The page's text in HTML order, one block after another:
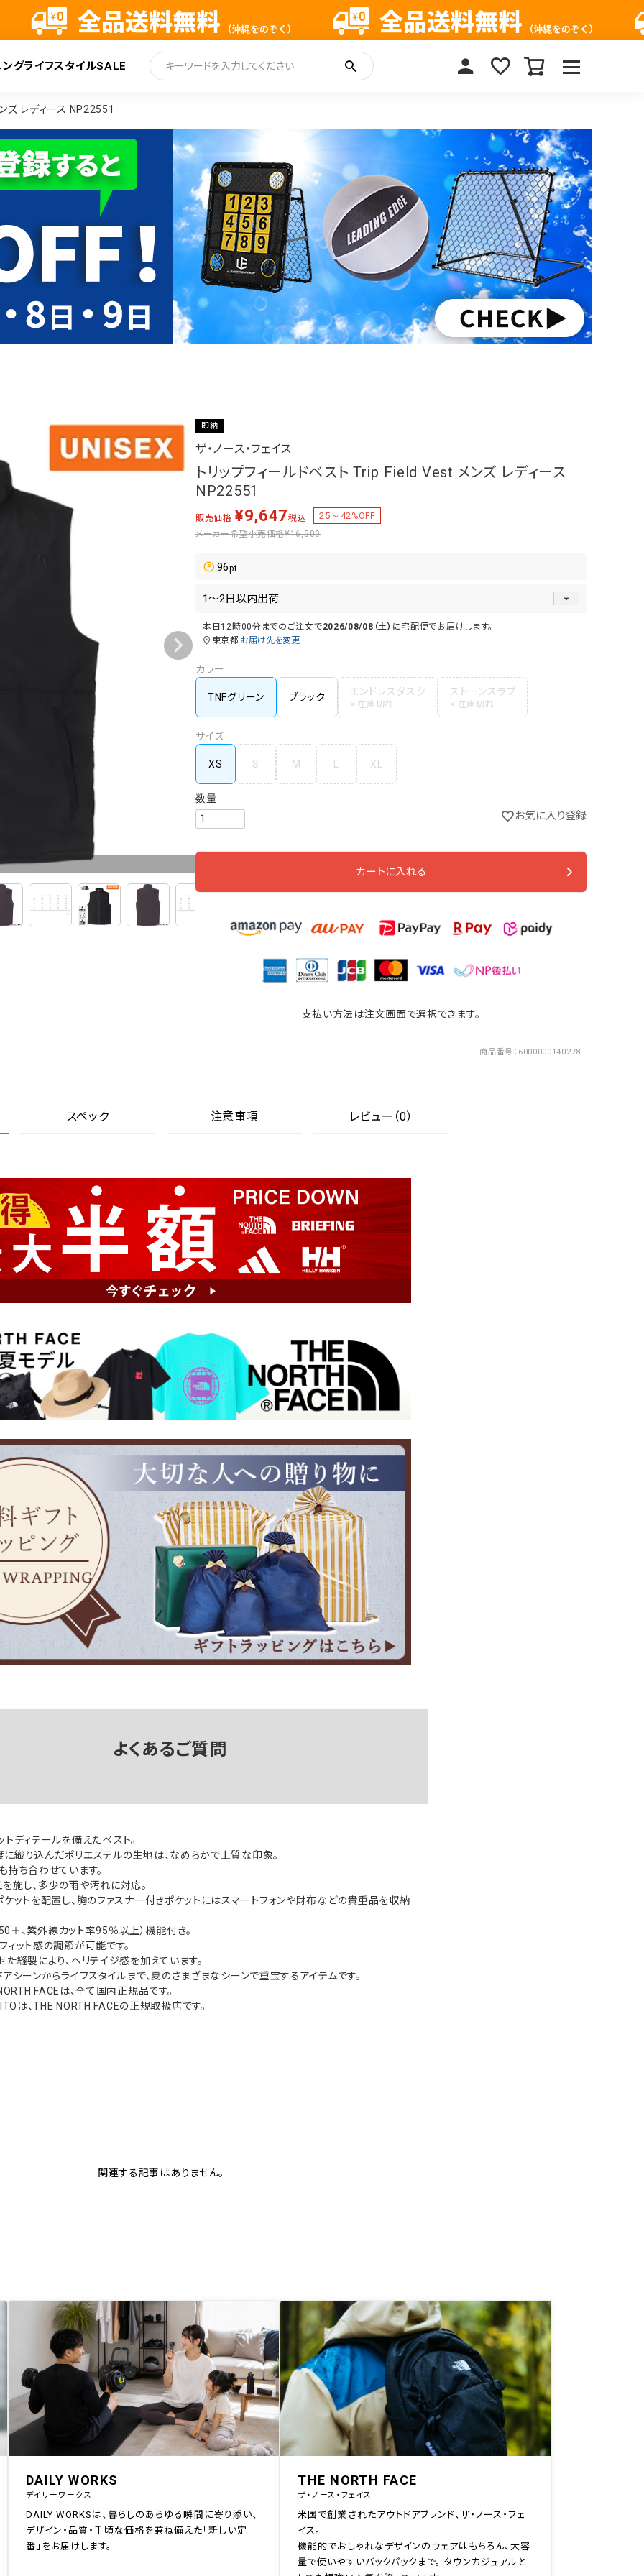
ングライフスタイルSALE
ズ レディース NP22551
即納
ザ・ノース・フェイス
トリップフィールドベスト Trip Field Vest メンズ レディース
NP22551
販売価格 ¥9,647税込 25～42%OFF
メーカー希望小売価格¥16,500
96
本日 12時00分 までのご注文で2026/08/08（土） に宅配便でお届けします。
東京都 お届け先を変更
カラー
TNFグリーン ブラック
エンドレスダスク ストーンスラブ
サイズ
XS S M L XL
お気に入り登録
カートに入れる
支払い方法は注文画面で選択できます。
商品番号 6000000140278
スペック 注意事項 レビュー（0）
よくあるご質問
トディテールを備えたベスト。
織り込んだポリエステルの生地は、なめらかで上質な印象。
持ち合わせています。
施し、多少の雨や汚れに対応。
ットを配置し、胸のファスナー付きポケットにはスマートフォンや財布などの貴重品を収納
＋、紫外線カット率95％以上）機能付き。
ィット感の調節が可能です。
た縫製により、ヘリテイジ感を加えています。
アシーンからライフスタイルまで、夏のさまざまなシーンで重宝するアイテムです。
FACEは、全て国内正規品です。
、THE NORTH FACEの正規取扱店です。
関連する記事はありません。
DAILY WORKS
デイリーワークス
DAILY WORKSは、暮らしのあらゆる瞬間に寄り添い、
デザイン・品質・手頃な価格を兼ね備えた「新しい定
番」をお届けします。
THE NORTH FACE
ザ・ノース・フェイス
米国で創業されたアウトドアブランド、ザ・ノース・フェ
イス。
機能的でおしゃれなデザインのウェアはもちろん、大容
量で使いやすいバックパックまで。 タウンカジュアルと